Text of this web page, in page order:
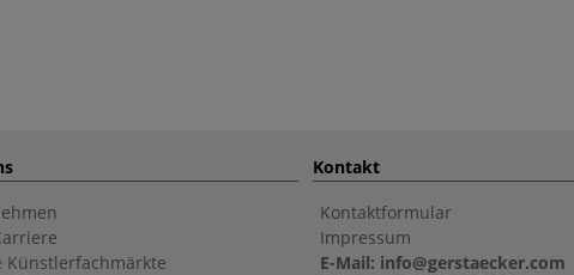
Künstlerfachmärkte
Kontakt
Kontaktformular
Impressum
E-Mail: info@gerstaecker.com